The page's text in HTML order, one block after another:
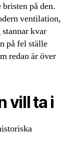
på den.
ventilation,
kvar
på fel ställe
redan är över
vill ta i